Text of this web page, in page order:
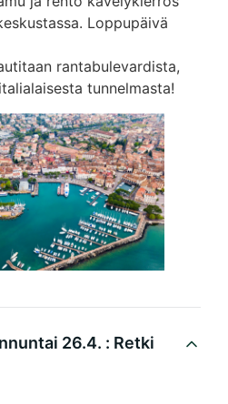
Loppupäivä
rantabulevardista,
tunnelmasta!
26.4. : Retki